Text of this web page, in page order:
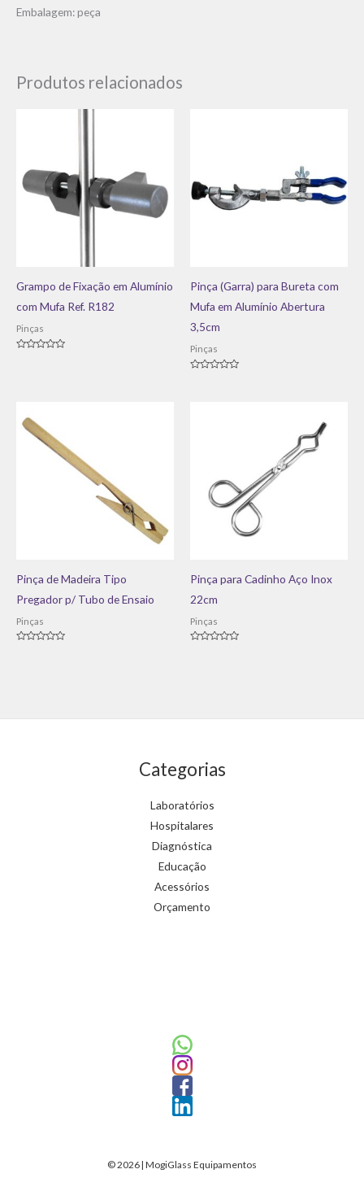
Embalagem: peça
Produtos relacionados
Grampo de Fixação em Alumínio
com Mufa Ref. R182
Pinças
Pinça (Garra) para Bureta com
Mufa em Alumínio Abertura
3,5cm
Pinças
Pinça de Madeira Tipo
Pregador p/ Tubo de Ensaio
Pinças
Pinça para Cadinho Aço Inox
22cm
Pinças
Categorias
Laboratórios
Hospitalares
Diagnóstica
Educação
Acessórios
Orçamento
© 2026 | MogiGlass Equipamentos